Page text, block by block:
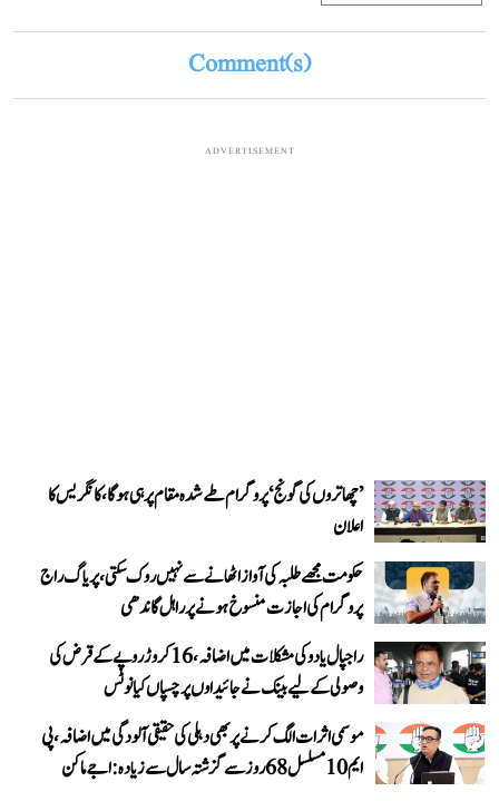
Comment(s)
ADVERTISEMENT
’چھاتروں کی گونج‘ پروگرام طے شدہ مقام پر ہی ہوگا، کانگریس کا
اعلان
حکومت مجھے طلبہ کی آواز اٹھانے سے نہیں روک سکتی، پریاگ راج
پروگرام کی اجازت منسوخ ہونے پر راہل گاندھی
راجپال یادو کی مشکلات میں اضافہ، 16 کروڑ روپے کے قرض کی
وصولی کے لیے بینک نے جائیداوں پر چسپاں کیا نوٹس
موسمی اثرات الگ کرنے پر بھی دہلی کی حقیقی آلودگی میں اضافہ، پی
ایم 10 مسلسل 68 روز سے گزشتہ سال سے زیادہ: اجے ماکن